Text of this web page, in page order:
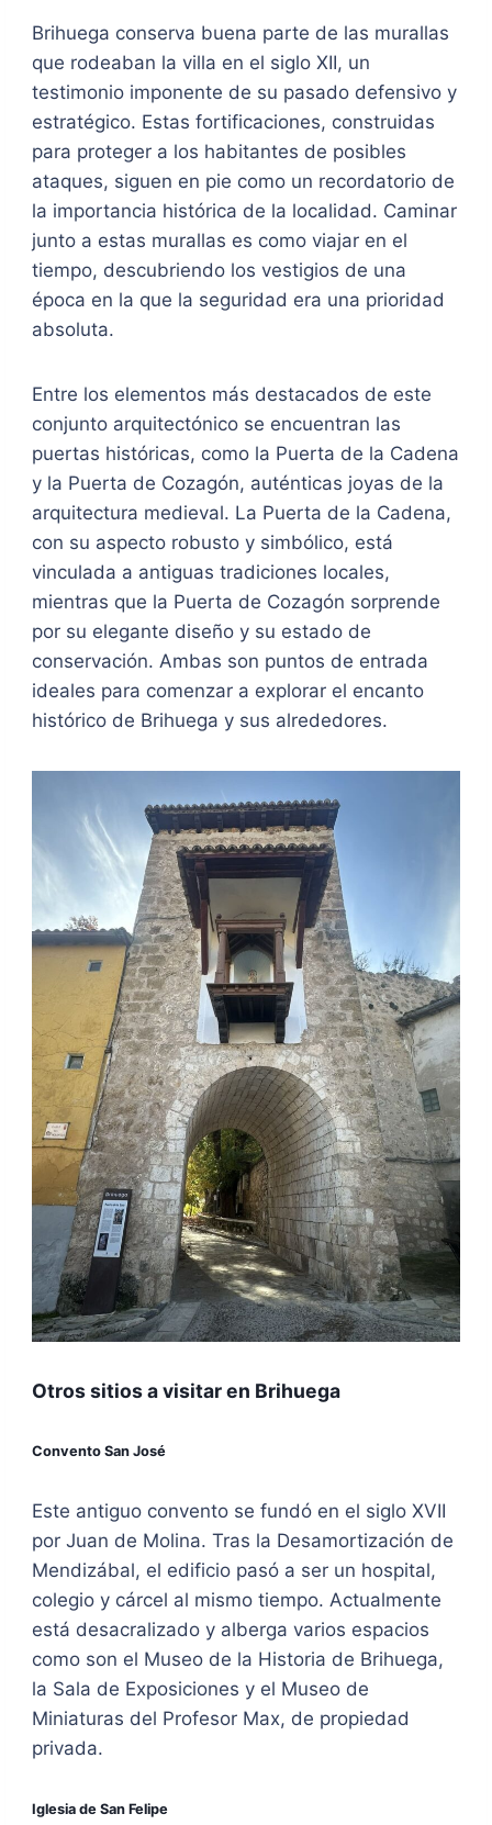
Brihuega conserva buena parte de las murallas
que rodeaban la villa en el siglo XII, un
testimonio imponente de su pasado defensivo y
estratégico. Estas fortificaciones, construidas
para proteger a los habitantes de posibles
ataques, siguen en pie como un recordatorio de
la importancia histórica de la localidad. Caminar
junto a estas murallas es como viajar en el
tiempo, descubriendo los vestigios de una
época en la que la seguridad era una prioridad
absoluta.
Entre los elementos más destacados de este
conjunto arquitectónico se encuentran las
puertas históricas, como la Puerta de la Cadena
y la Puerta de Cozagón, auténticas joyas de la
arquitectura medieval. La Puerta de la Cadena,
con su aspecto robusto y simbólico, está
vinculada a antiguas tradiciones locales,
mientras que la Puerta de Cozagón sorprende
por su elegante diseño y su estado de
conservación. Ambas son puntos de entrada
ideales para comenzar a explorar el encanto
histórico de Brihuega y sus alrededores.
Otros sitios a visitar en Brihuega
Convento San José
Este antiguo convento se fundó en el siglo XVII
por Juan de Molina. Tras la Desamortización de
Mendizábal, el edificio pasó a ser un hospital,
colegio y cárcel al mismo tiempo. Actualmente
está desacralizado y alberga varios espacios
como son el Museo de la Historia de Brihuega,
la Sala de Exposiciones y el Museo de
Miniaturas del Profesor Max, de propiedad
privada.
Iglesia de San Felipe